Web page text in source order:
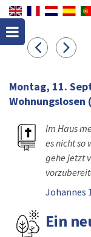
Montag, 11.
Im Haus
es nicht so
gehe jetzt
Johannes
Ein